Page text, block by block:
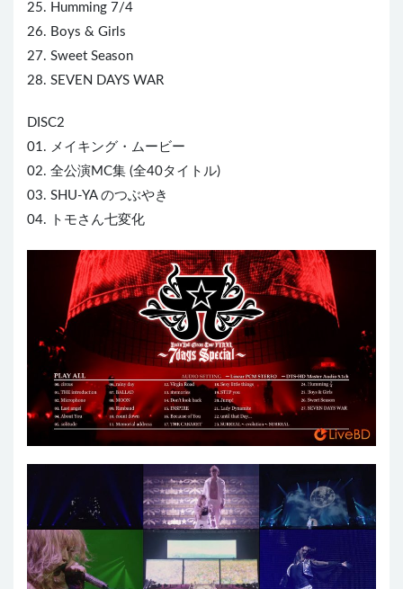
25. Humming 7/4
26. Boys & Girls
27. Sweet Season
28. SEVEN DAYS WAR
DISC2
01. メイキング・ムービー
02. 全公演MC集 (全40タイトル)
03. SHU-YA のつぶやき
04. トモさん七変化